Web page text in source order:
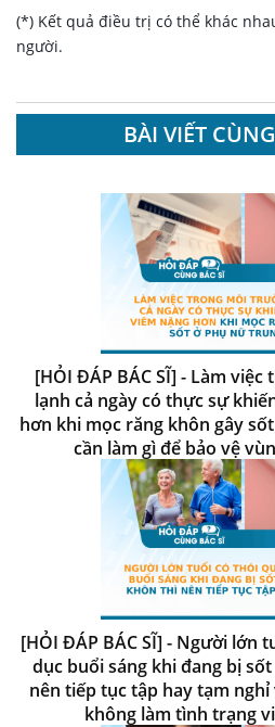
(*) Kết quả điều trị có thể khác
người.
BÀI VIẾT
[HỎI ĐÁP BÁC SĨ] - Làm
lạnh cả ngày có thực sự
hơn khi mọc răng khôn gây
cần làm gì để bảo vệ
[HỎI ĐÁP BÁC SĨ] - Người lớn
dục buổi sáng khi đang bị
nên tiếp tục tập hay tạm
không làm tình trạng